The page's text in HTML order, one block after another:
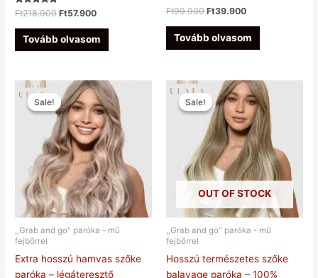
Értékelés:
5.00
/ 5
Ft218.900 Ft57.900
Tovább olvasom
Ft99.900 Ft39.900
Tovább olvasom
Sale!
Sale!
,,Grab and go" paróka - mű
fejbőrrel
Extra hosszú hamvas szőke
paróka – légáteresztő
Original
price
was:
Ft105.900.
Current
price
is:
Ft48.900.
Sale!
OUT OF STOCK
Sale!
,,Grab and go" paróka - mű
fejbőrrel
Hosszú természetes szőke
balayage paróka – 100%
Original
price
was:
Ft159.000.
Current
price
is:
Ft56.900.